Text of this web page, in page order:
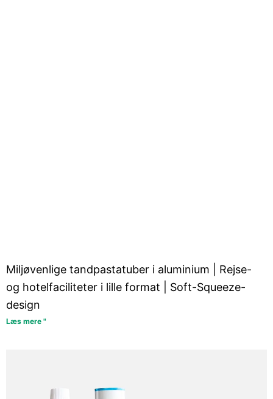
Miljøvenlige tandpastatuber i aluminium | Rejse-
og hotelfaciliteter i lille format | Soft-Squeeze-
design
Læs mere "